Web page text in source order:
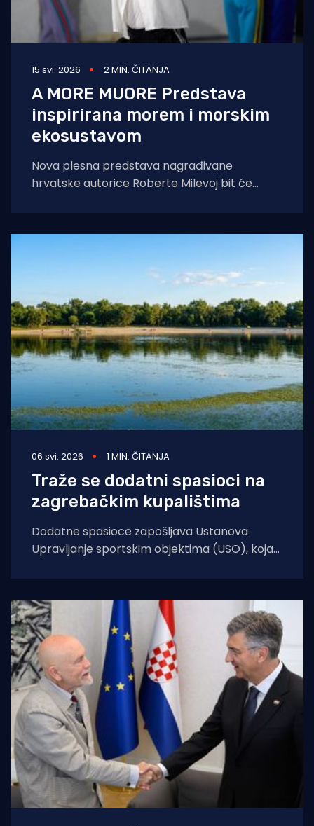
15 svi. 2026 2 MIN. ČITANJA
A MORE MUORE Predstava
inspirirana morem i morskim
ekosustavom
Nova plesna predstava nagrađivane
hrvatske autorice Roberte Milevoj bit će
06 svi. 2026 1 MIN. ČITANJA
Traže se dodatni spasioci na
zagrebačkim kupalištima
Dodatne spasioce zapošljava Ustanova
Upravljanje sportskim objektima (USO), koja